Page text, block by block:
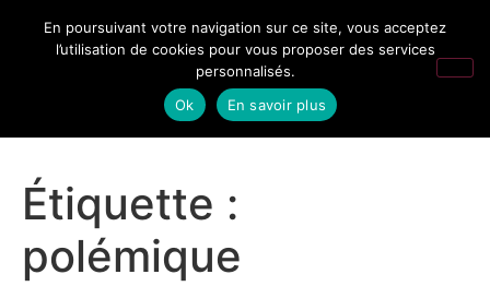
Étiquette :
polémique
En poursuivant votre navigation sur ce site, vous acceptez
l’utilisation de cookies pour vous proposer des services
personnalisés.
Ok
En savoir plus